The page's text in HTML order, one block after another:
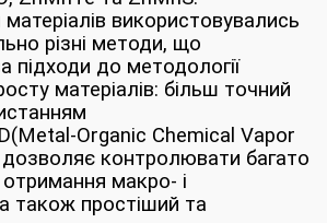
використовувались
різні методи, що
підходи до методології
матеріалів: більш точний
(Metal-Organic Chemical Vapor
контролювати багато
макро- і
також простіший та